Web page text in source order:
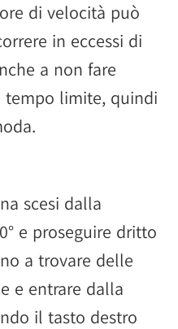
di velocità può
in eccessi di
a non fare
limite, quindi
scesi dalla
e proseguire dritto
a trovare delle
e entrare dalla
il tasto destro